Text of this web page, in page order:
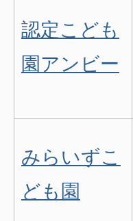
認定こども
園アンビー
みらいずこ
ども園